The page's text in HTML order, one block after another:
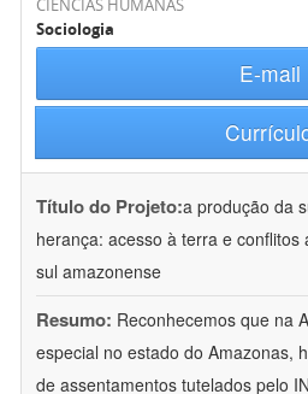
CIÊNCIAS HUMANAS
Sociologia
E-mail
Título do Projeto:a produção da
herança: acesso à terra e
sul amazonense
Resumo: Reconhecemos que na
especial no estado do Amazonas,
de assentamentos tutelados pelo